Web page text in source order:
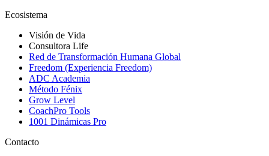
Ecosistema
Visión de Vida
Consultora Life
Red de Transformación Humana Global
Freedom (Experiencia Freedom)
ADC Academia
Método Fénix
Grow Level
CoachPro Tools
1001 Dinámicas Pro
Contacto